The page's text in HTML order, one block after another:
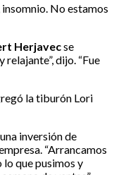
No estamos
Herjavecse
dijo. “Fue
la tiburón Lori
inversión de
“Arrancamos
lo que pusimos y